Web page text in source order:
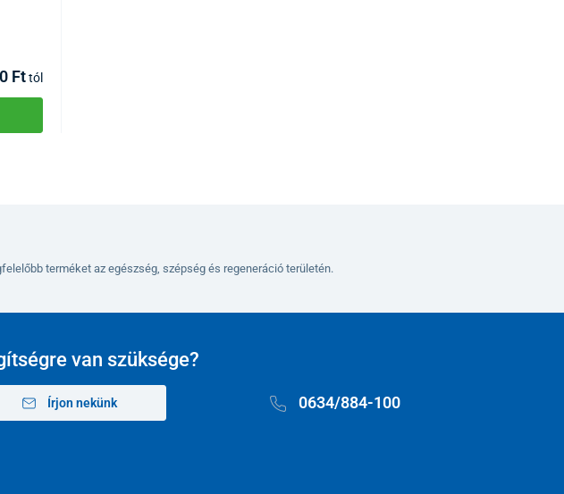
Ft tól
terméket az egészség, szépség és regeneráció területén.
van szüksége?
Írjon nekünk 0634/884-100